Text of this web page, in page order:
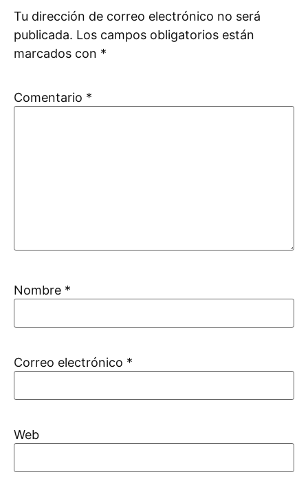
Tu dirección de correo electrónico no será
publicada. Los campos obligatorios están
marcados con *
Comentario *
Nombre *
Correo electrónico *
Web